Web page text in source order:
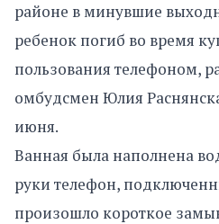
районе в минувшие
ребенок погиб во время
пользования телефоном,
омбудсмен Юлия
июня.
Ванная была наполнена
руки телефон,
произошло короткое